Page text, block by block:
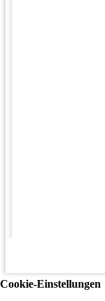
Cookie-Einstellungen